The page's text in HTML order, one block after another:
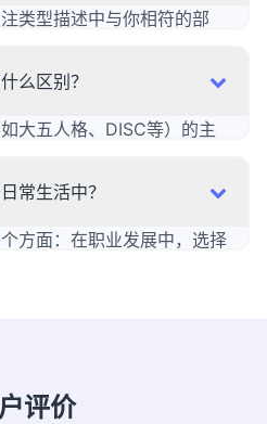
。
类型描述中与你相符的部
果可以帮助你：认识自己
决策方式，发现适合自己的
善与不同类型的人沟通。
么区别？
大五人格、DISC等）的主
"如何"而非"是什么"；大五
特质； DISC侧重行为风
场景，结合使用可以获得更
常生活中？
方面：在职业发展中，选择
评价